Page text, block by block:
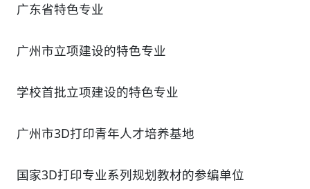
广东省特色专业
广州市立项建设的特色专业
学校首批立项建设的特色专业
广州市3D打印青年人才培养基地
国家3D打印专业系列规划教材的参编单位